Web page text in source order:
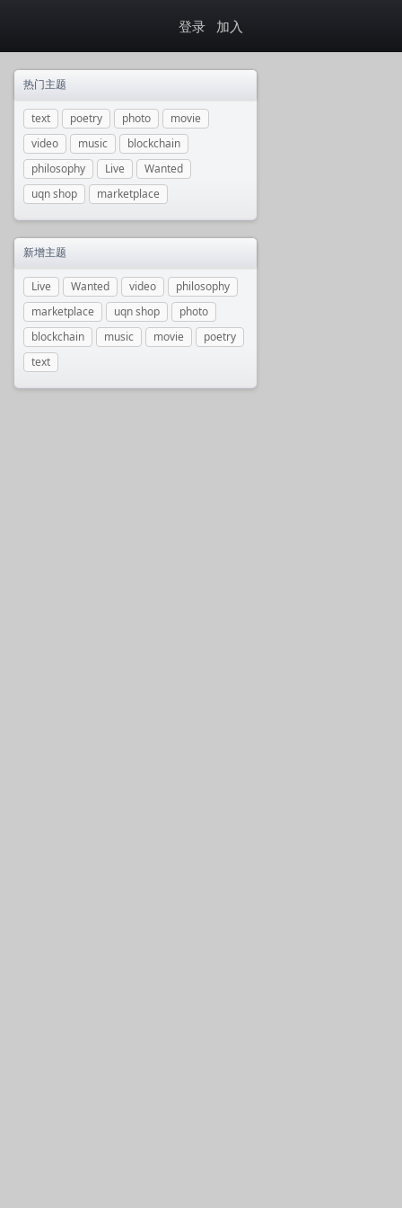
登录 加入
热门主题
text poetry photo
movie
video
music
blockchain
philosophy
Live
Wanted
uqn shop
marketplace
新增主题
Live Wanted video
philosophy
marketplace
uqn shop
photo
blockchain
music movie
poetry
text